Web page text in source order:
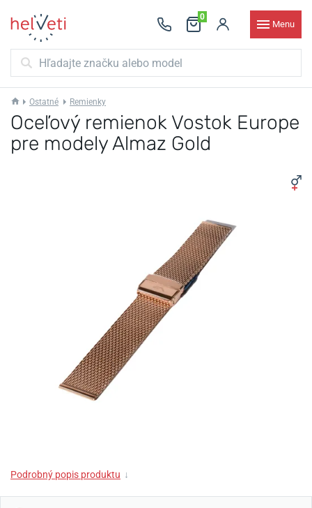
0
Menu
Ostatné Remienky
Oceľový remienok Vostok Europe
pre modely Almaz Gold
Podrobný popis produktu ↓